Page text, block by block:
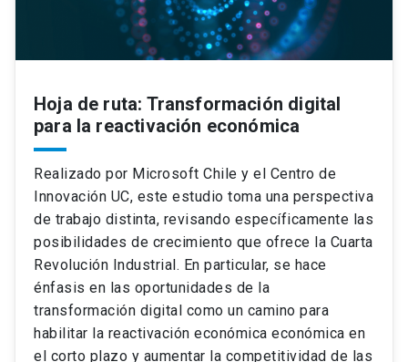
Hoja de ruta: Transformación digital
para la reactivación económica
Realizado por Microsoft Chile y el Centro de
Innovación UC, este estudio toma una perspectiva
de trabajo distinta, revisando específicamente las
posibilidades de crecimiento que ofrece la Cuarta
Revolución Industrial. En particular, se hace
énfasis en las oportunidades de la
transformación digital como un camino para
habilitar la reactivación económica económica en
el corto plazo y aumentar la competitividad de las